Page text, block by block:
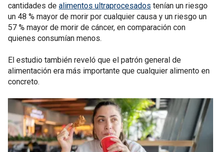
cantidades de alimentos ultraprocesados tenían un riesgo
un 48 % mayor de morir por cualquier causa y un riesgo un
57 % mayor de morir de cáncer, en comparación con
quienes consumían menos.
El estudio también reveló que el patrón general de
alimentación era más importante que cualquier alimento en
concreto.